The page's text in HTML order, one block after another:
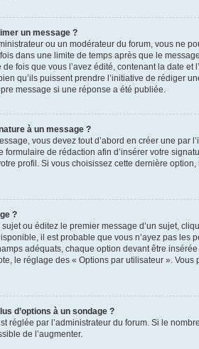
un message ?
ou un modérateur du forum, vous ne
dans une limite de temps après que le
fois que vous l’avez édité, contenant la date et
qu’ils puissent prendre l’initiative de rédiger
message si une réponse a été publiée.
à un message ?
vous devez tout d’abord en créer une
formulaire de rédaction afin d’insérer votre
profil. Si vous choisissez cette dernière
?
ou éditez le premier message d’un sujet,
il est probable que vous n’ayez pas
adéquats, chaque option devant être
le réglage des « Options par utilisateur ».
d’options à un sondage ?
réglée par l’administrateur du forum. Si le
de l’augmenter.